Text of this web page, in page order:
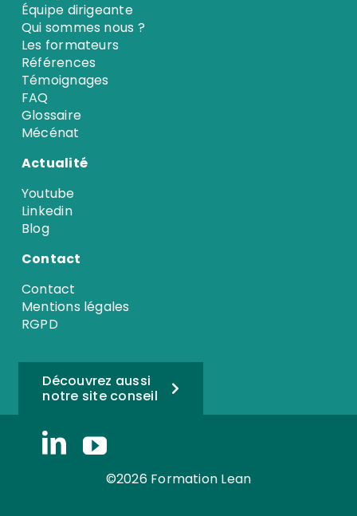
Équipe dirigeante
Qui sommes nous ?
Les formateurs
Références
Témoignages
FAQ
Glossaire
Mécénat
Actualité
Youtube
Linkedin
Blog
Contact
Contact
Mentions légales
RGPD
Découvrez aussi
notre site conseil
©2026 Formation Lean